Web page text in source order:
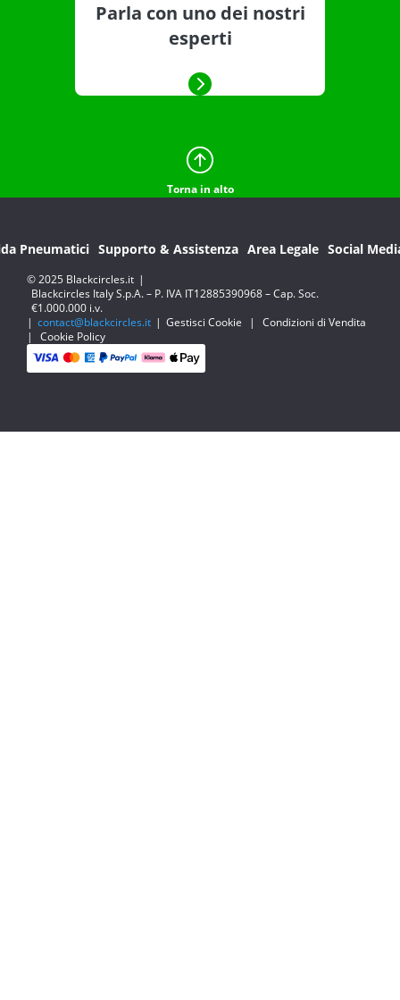
Parla con uno dei nostri
esperti
Torna in alto
Pneumatici Supporto & Assistenza Area Legale Social
© 2025 Blackcircles.it |
Blackcircles Italy S.p.A. – P. IVA IT12885390968 – Cap. Soc.
€1.000.000 i.v.
| contact@blackcircles.it | Gestisci Cookie |
Condizioni di Vendita
|
Cookie Policy